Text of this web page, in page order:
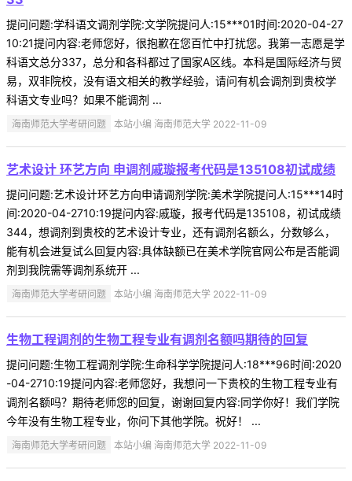
提问问题:学科语文调剂学院:文学院提问人:15***01时间:2020-04-27
10:21提问内容:老师您好，很抱歉在您百忙中打扰您。我第一志愿是学
科语文总分337，总分和各科都过了国家A区线。本科是国际经济与贸
易，双非院校，没有语文相关的教学经验，请问有机会调剂到贵校学
科语文专业吗？如果不能调剂 ...
海南师范大学考研问题 本站小编 海南师范大学 2022-11-09
艺术设计 环艺方向 申调剂戚璇报考代码是135108初试成绩
提问问题:艺术设计环艺方向申请调剂学院:美术学院提问人:15***14时
间:2020-04-2710:19提问内容:戚璇，报考代码是135108，初试成绩
344，想调剂到贵校的艺术设计专业，还有调剂名额么，分数够么，
能有机会进复试么回复内容:具体缺额已在美术学院官网公布是否能调
剂到我院需等调剂系统开 ...
海南师范大学考研问题 本站小编 海南师范大学 2022-11-09
生物工程调剂的生物工程专业有调剂名额吗期待的回复
提问问题:生物工程调剂学院:生命科学学院提问人:18***96时间:2020
-04-2710:19提问内容:老师您好，我想问一下贵校的生物工程专业有
调剂名额吗？期待老师您的回复，谢谢回复内容:同学你好！我们学院
今年没有生物工程专业，你问下其他学院。祝好！ ...
海南师范大学考研问题 本站小编 海南师范大学 2022-11-09